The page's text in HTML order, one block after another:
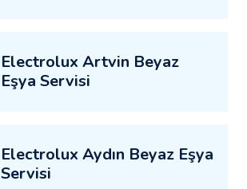
Electrolux Artvin Beyaz
Eşya Servisi
Electrolux Aydın Beyaz Eşya
Servisi